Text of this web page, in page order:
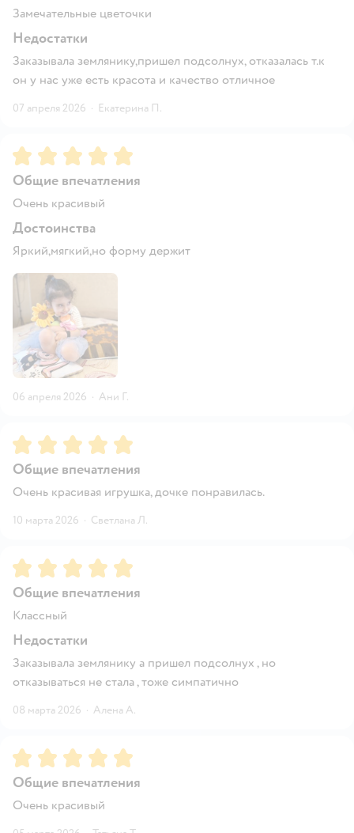
Замечательные цветочки
Недостатки
Заказывала землянику,пришел подсолнух, отказалась т.к
он у нас уже есть красота и качество отличное
07 апреля 2026 · Екатерина П.
Рейтинг:5
Общие впечатления
Очень красивый
Достоинства
Яркий,мягкий,но форму держит
06 апреля 2026 · Ани Г.
Рейтинг:5
Общие впечатления
Очень красивая игрушка, дочке понравилась.
10 марта 2026 · Светлана Л.
Рейтинг:5
Общие впечатления
Классный
Недостатки
Заказывала землянику а пришел подсолнух , но
отказываться не стала , тоже симпатично
08 марта 2026 · Алена А.
Рейтинг:5
Общие впечатления
Очень красивый